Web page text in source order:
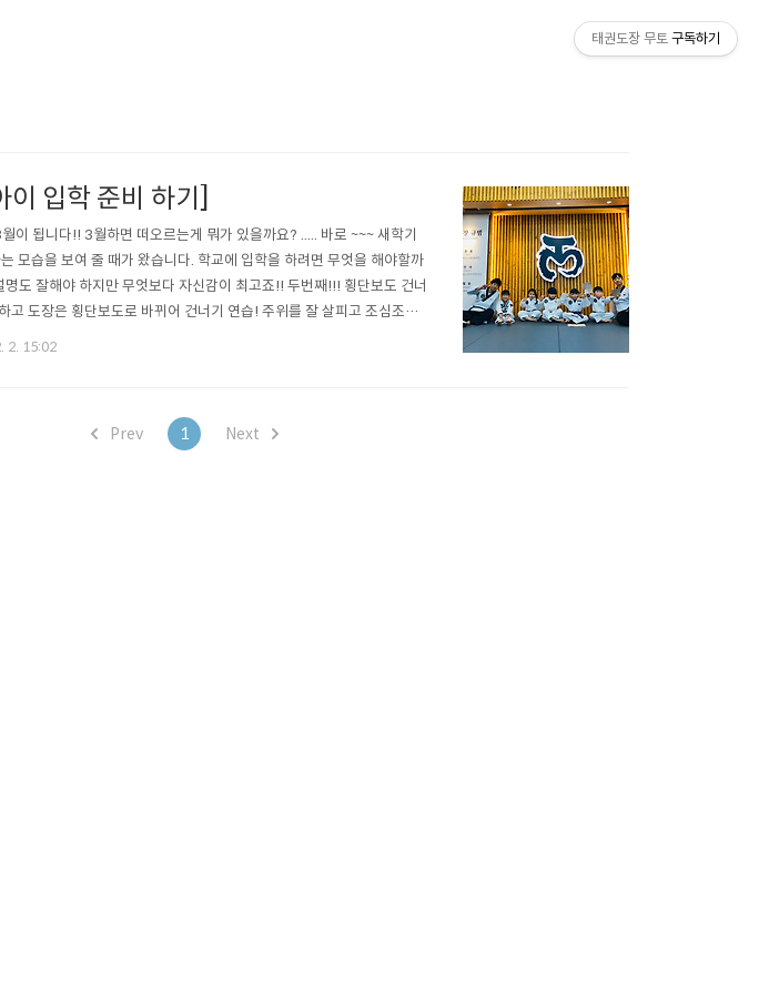
입학 준비 하기]
이 됩니다!! 3월하면 떠오르는게 뭐가 있을까요? ..... 바로 ~~~ 새학기
모습을 보여 줄 때가 왔습니다. 학교에 입학을 하려면 무엇을 해야할까
도 잘해야 하지만 무엇보다 자신감이 최고죠!! 두번째!!! 횡단보도 건너
도장은 횡단보도로 바뀌어 건너기 연습! 주위를 잘 살피고 조심조심
는 초등학생이 되었으니 물건도 혼자 챙겨봐야겠쥬? 레고와 포켓몬스
2. 15:02
Prev 1 Next
태권도장 무토 구독하기